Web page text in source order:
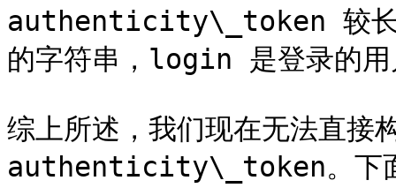
authenticity\_token 较长
的字符串，login 是登录的
综上所述，我们现在无法直
authenticity\_token。下面